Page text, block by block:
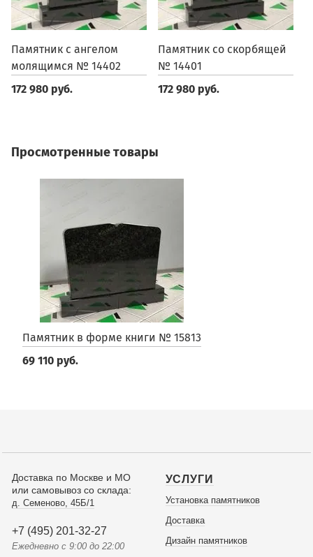
Памятник с ангелом
молящимся № 14402
172 980 руб.
Памятник со скорбящей
№ 14401
172 980 руб.
Просмотренные товары
Памятник в форме книги № 15813
69 110 руб.
Доставка по Москве и МО
или самовывоз со склада:
д. Семеново, 45Б/1
+7 (495) 201-32-27
Ежедневно с 9:00 до 22:00
УСЛУГИ
Установка памятников
Доставка
Дизайн памятников